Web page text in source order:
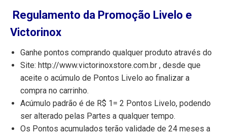
Regulamento da Promoção Livelo e
Victorinox
Ganhe pontos comprando qualquer produto através do
Site: http://www.victorinoxstore.com.br , desde que
aceite o acúmulo de Pontos Livelo ao finalizar a
compra no carrinho.
Acúmulo padrão é de R$ 1= 2 Pontos Livelo, podendo
ser alterado pelas Partes a qualquer tempo.
Os Pontos acumulados terão validade de 24 meses a